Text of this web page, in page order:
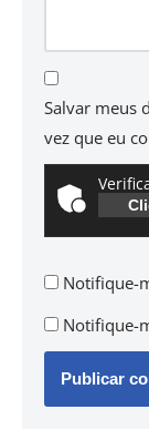
Salvar meus
vez que eu
Notifique-
Notifique-